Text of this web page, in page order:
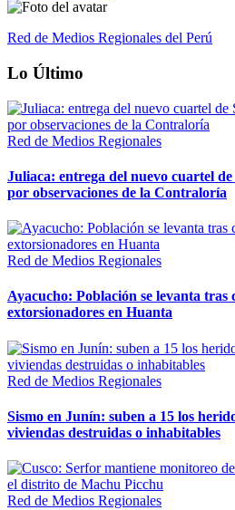
Red de Medios Regionales del Perú
Lo Último
Red de Medios Regionales
Juliaca: entrega del nuevo cuartel de
por observaciones de la Contraloría
Red de Medios Regionales
Ayacucho: Población se levanta tras
extorsionadores en Huanta
Red de Medios Regionales
Sismo en Junín: suben a 15 los
viviendas destruidas o inhabitables
Red de Medios Regionales